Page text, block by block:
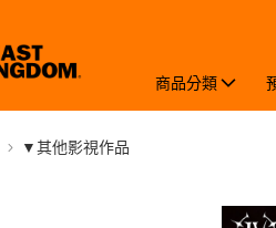
商品分類
▼其他影視作品